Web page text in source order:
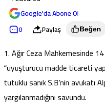
Google'da Abone Ol
0
Paylaş Beğen
1. Ağır Ceza Mahkemesinde
“uyuşturucu madde ticareti
tutuklu sanık S.B’nin avukatı
yargılanmadığını savundu.